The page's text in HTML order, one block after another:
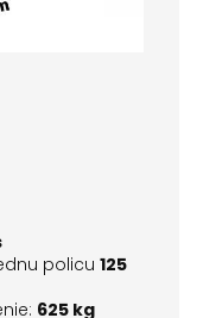
policu 125
625 kg